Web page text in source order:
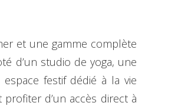
et une gamme complète
d’un studio de yoga, une
festif dédié à la vie
d’un accès direct à